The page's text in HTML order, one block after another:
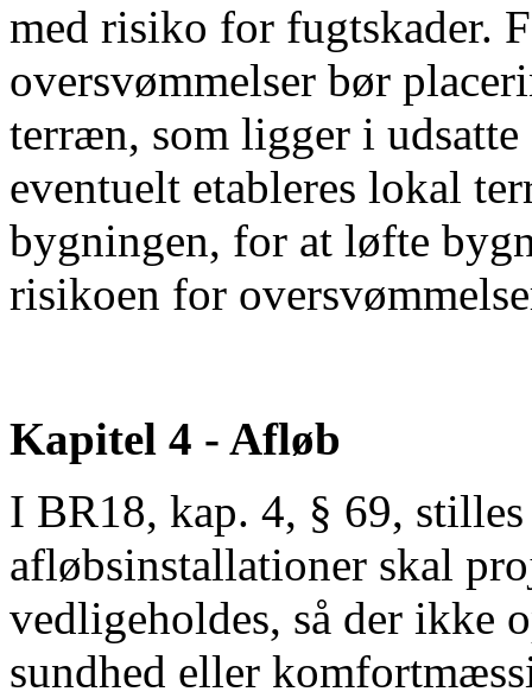
med risiko for fugtskader.
oversvømmelser bør
terræn, som ligger i udsatte
eventuelt etableres lokal
bygningen, for at løfte
risikoen for
Kapitel 4 - Afløb
I BR18, kap. 4, § 69,
afløbsinstallationer skal
vedligeholdes, så der ikke
sundhed eller